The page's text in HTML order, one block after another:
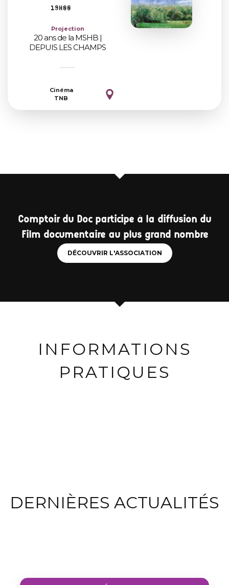
19h00
Projection
20 ans de la MSHB |
DEPUIS LES CHAMPS
Cinéma
TNB
Comptoir du Doc participe à la diffusion du
Film documentaire au plus grand nombre
DÉCOUVRIR L'ASSOCIATION
INFORMATIONS
PRATIQUES
DERNIÈRES ACTUALITÉS